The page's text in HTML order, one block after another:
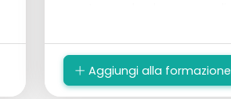
membro della squadra
cono.
Dopo tre minuti, i
si spostano una volta a
Aggiungi alla formazione